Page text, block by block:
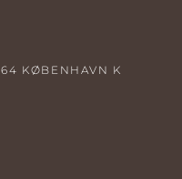
KØBENHAVN K